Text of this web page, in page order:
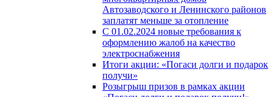
Автозаводского и Ленинского районов
заплатят меньше за отопление
С 01.02.2024 новые требования к
оформлению жалоб на качество
электроснабжения
Итоги акции: «Погаси долги и подарок
получи»
Розыгрыш призов в рамках акции